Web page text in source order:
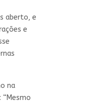
aberto, e
e
na